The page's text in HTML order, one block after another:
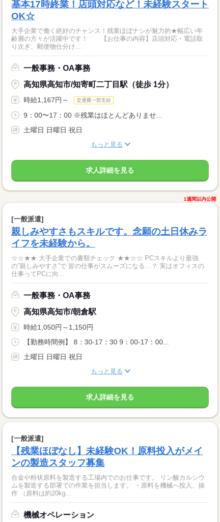
基本17時終業！店頭対応など！未経験スタート
OK☆
大手企業で働く絶好のチャンス！残業ほぼナシが魅力的★幅広い年
齢層の方々が活躍中です！ 【お仕事の内容】店頭対応・電話取
り次ぎ、郵便物仕分け...
一般事務・OA事務
高知県高知市/知寄町二丁目駅（徒歩 1分）
時給1,167円～ 交通費一部支給
9：00〜17：00 ※残業はほとんどありませ...
土曜日 日曜日 祝日
もっと見る
求人詳細を見る
1週間以内公開
[一般派遣]
親しみやすさもスキルです。念願の土日休みラ
イフを未経験から。
☆☆★★ 大手企業での書類チェック ★★☆☆ PCスキルより最強
の”親しみやすさ”で 皆の仕事がスムーズになる…？ 実はオフィスの
仕事ってPCに向...
一般事務・OA事務
高知県高知市/朝倉駅
時給1,050円～1,150円
【勤務時間例】 8：30-17：30 9：00-17：00...
土曜日 日曜日 祝日
もっと見る
求人詳細を見る
[一般派遣]
【残業ほぼなし】未経験OK！原料投入がメイ
ンの製造スタッフ募集
合金や粉状原料を製造する工場内でのお仕事です。 リン酸カルシウ
ムを製造する部署での作業を担当します。 ・原料を機械へ投入、操
作 （原料は約20kg...
機械オペレーション